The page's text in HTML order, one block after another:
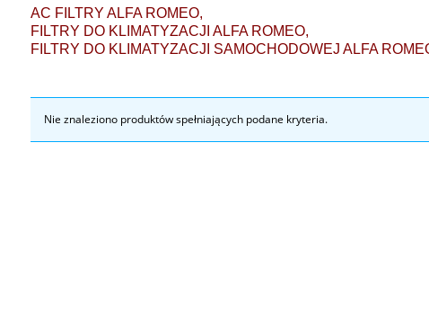
AC FILTRY ALFA ROMEO,
FILTRY DO KLIMATYZACJI ALFA ROMEO,
FILTRY DO KLIMATYZACJI SAMOCHODOWEJ ALFA
Nie znaleziono produktów spełniających podane kryteria.